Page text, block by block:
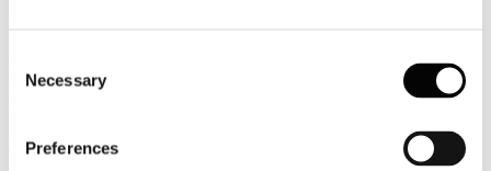
Selection
Necessary
Preferences
consolidando un trend positivo che negli ultimi anni ha visto
aumentare costantemente il peso della domanda internazionale,
Leggi tutto...